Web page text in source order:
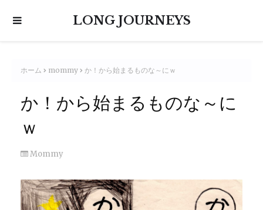
LONG JOURNEYS
ホーム mommy か！から始まるものな～にｗ
か！から始まるものな～に
ｗ
Mommy